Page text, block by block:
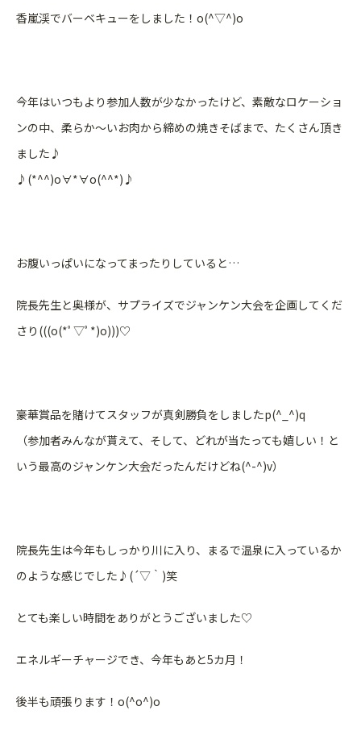
香嵐渓でバーベキューをしました！o(^▽^)o
今年はいつもより参加人数が少なかったけど、素敵なロケーショ
ンの中、柔らか〜いお肉から締めの焼きそばまで、たくさん頂き
ました♪
♪(*^^)o∀*∀o(^^*)♪
お腹いっぱいになってまったりしていると…
院長先生と奥様が、サプライズでジャンケン大会を企画してくだ
さり(((o(*ﾟ▽ﾟ*)o)))♡
豪華賞品を賭けてスタッフが真剣勝負をしましたp(^_^)q
（参加者みんなが貰えて、そして、どれが当たっても嬉しい！と
いう最高のジャンケン大会だったんだけどね(^-^)v）
院長先生は今年もしっかり川に入り、まるで温泉に入っているか
のような感じでした♪(´▽｀)笑
とても楽しい時間をありがとうございました♡
エネルギーチャージでき、今年もあと5カ月！
後半も頑張ります！o(^o^)o